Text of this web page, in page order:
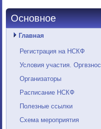
Основное
Главная
Регистрация на НСКФ
Условия участия. Оргвзнос
Организаторы
Расписание НСКФ
Полезные ссылки
Схема мероприятия